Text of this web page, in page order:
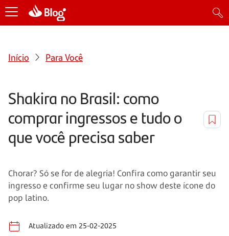
Início Para Você
Shakira no Brasil: como
comprar ingressos e tudo o
que você precisa saber
Chorar? Só se for de alegria! Confira como garantir seu
ingresso e confirme seu lugar no show deste ícone do
pop latino.
Atualizado em 25-02-2025